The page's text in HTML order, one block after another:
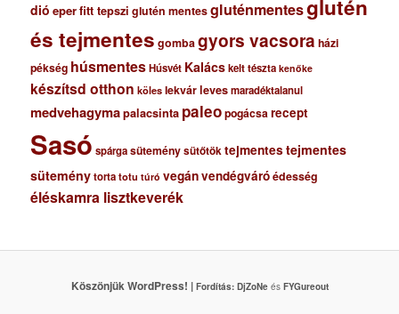
dió eperfitt tepszi glutén mentesgluténmentesglutén
és tejmentes gombagyors vacsora házi
pékség húsmentesHúsvét Kalácskelt tészta kenőke
készítsd otthon köles lekvárlevesmaradéktalanul
medvehagymapalacsinta paleopogácsa recept
Sasó spárgasüteménysütőtöktejmentestejmentes
süteménytorta totu túró vegánvendégváróédesség
éléskamra lisztkeverék
Köszönjük WordPress! | Fordítás: DjZoNeés FYGureout